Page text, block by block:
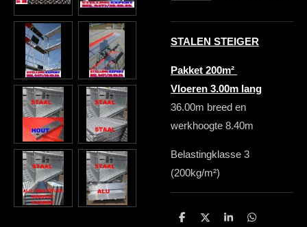
STALEN STEIGER
Pakket 200m²
Vloeren 3.00m lang
36.00m breed en
werkhoogte 8.40m
Belastingklasse 3
(200kg/m²)
D
D
S
D